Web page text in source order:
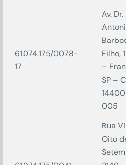
61.074.175/0078-
17
Av. Dr.
Filho,
–
SP –
005
Rua
Oito